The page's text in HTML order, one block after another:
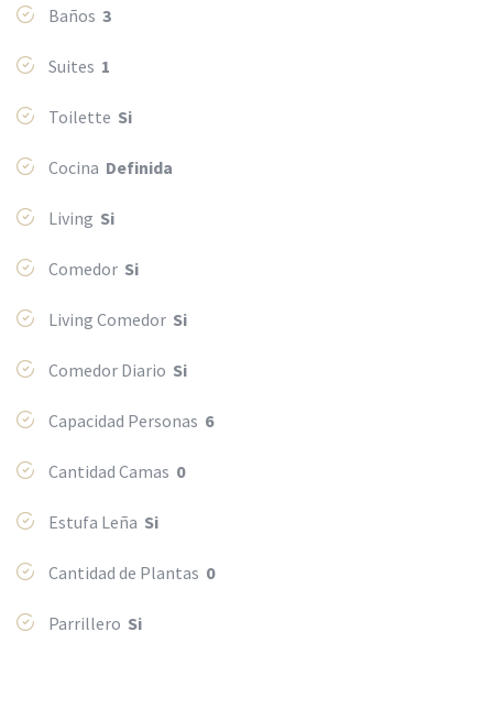
Baños 3
Suites 1
Toilette Si
Cocina Definida
Living Si
Comedor Si
Living Comedor Si
Comedor Diario Si
Capacidad Personas 6
Cantidad Camas 0
Estufa Leña Si
Cantidad de Plantas 0
Parrillero Si